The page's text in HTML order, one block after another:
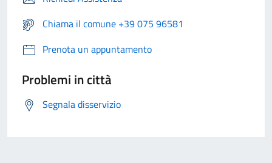
Chiama il comune +39 075 96581
Prenota un appuntamento
Problemi in città
Segnala disservizio